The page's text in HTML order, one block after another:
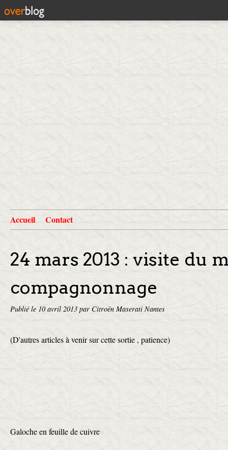
Accueil Contact
24 mars 2013 : visite du
compagnonnage
Publié le 10 avril 2013 par Citroën Maserati Nantes
(D'autres articles à venir sur cette sortie , patience)
Galoche en feuille de cuivre